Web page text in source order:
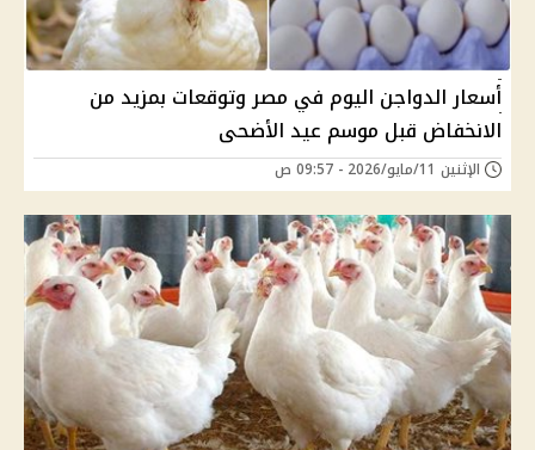
أسعار الدواجن اليوم في مصر وتوقعات بمزيد من
الانخفاض قبل موسم عيد الأضحى
الإثنين 11/مايو/2026 - 09:57 ص